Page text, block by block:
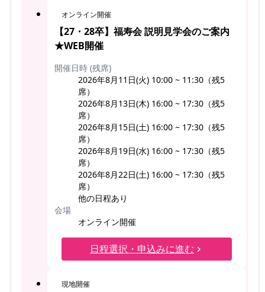
オンライン開催
【27・28卒】福寿会 説明見学会のご案内
★WEB開催
開催日時 (残席)
2026年8月11日(火) 10:00 ~ 11:30（残5
席）
2026年8月13日(木) 16:00 ~ 17:30（残5
席）
2026年8月15日(土) 16:00 ~ 17:30（残5
席）
2026年8月19日(水) 16:00 ~ 17:30（残5
席）
2026年8月22日(土) 16:00 ~ 17:30（残5
席）
他の日程あり
会場
オンライン開催
日程選択・申込みに進む
現地開催